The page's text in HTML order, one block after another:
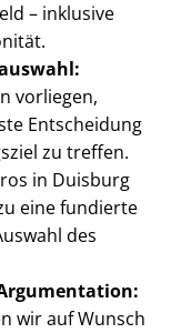
– inklusive
vorliegen,
Entscheidung
zu treffen.
in Duisburg
eine fundierte
des
wir auf Wunsch